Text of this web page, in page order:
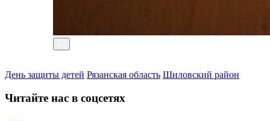
День защиты детей Рязанская область Шиловский район
Читайте нас в соцсетях